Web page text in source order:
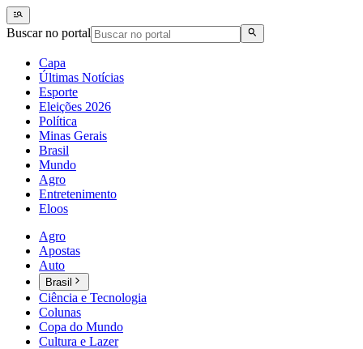
Buscar no portal
Capa
Últimas Notícias
Esporte
Eleições 2026
Política
Minas Gerais
Brasil
Mundo
Agro
Entretenimento
Eloos
Agro
Apostas
Auto
Brasil
Ciência e Tecnologia
Colunas
Copa do Mundo
Cultura e Lazer